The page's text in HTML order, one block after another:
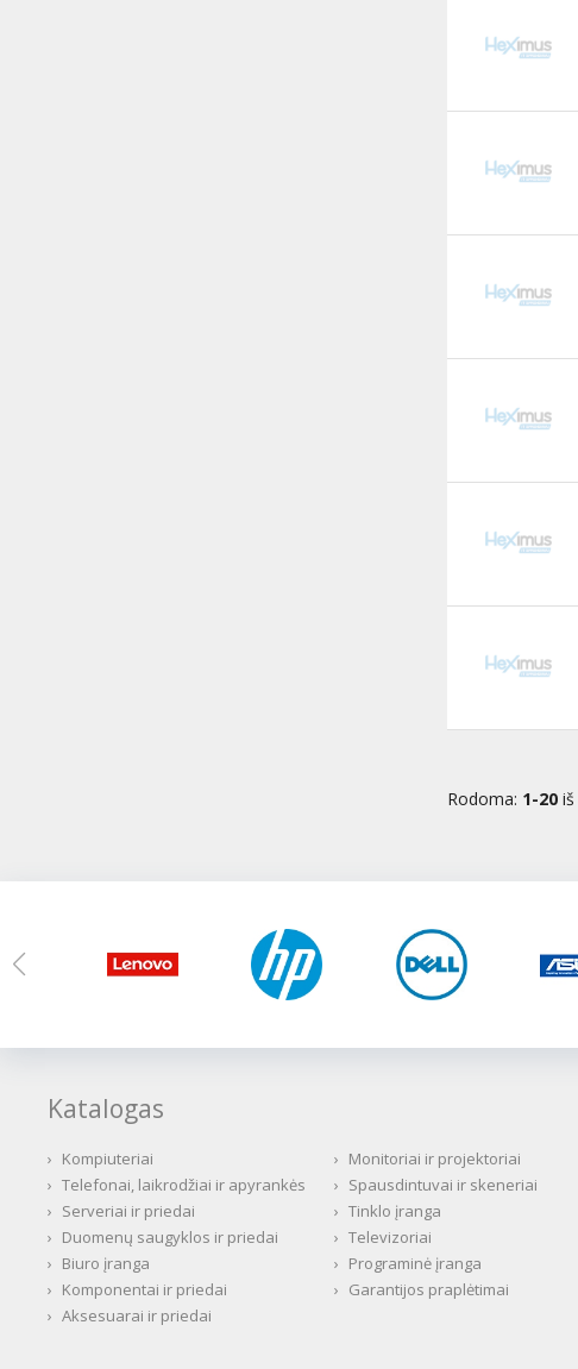
Rodoma: 1-20 iš
Katalogas
› Kompiuteriai › Monitoriai ir projektoriai
› Telefonai, laikrodžiai ir apyrankės › Spausdintuvai ir skeneriai
› Serveriai ir priedai › Tinklo įranga
› Duomenų saugyklos ir priedai › Televizoriai
› Biuro įranga › Programinė įranga
› Komponentai ir priedai › Garantijos praplėtimai
› Aksesuarai ir priedai